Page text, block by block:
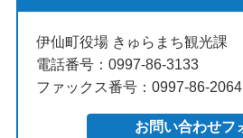
伊仙町役場 きゅらまち観光課
電話番号：0997-86-3133
ファックス番号：0997-86-2064